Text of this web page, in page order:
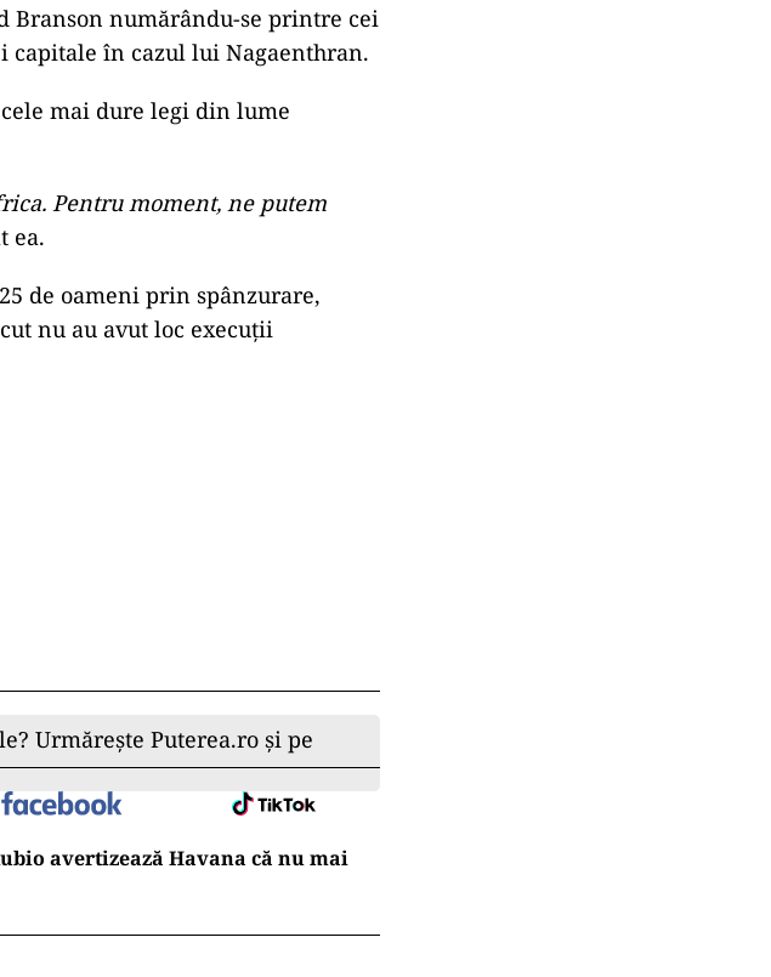
Branson numărându-se printre cei
capitale în cazul lui Nagaenthran.
mai dure legi din lume
Pentru moment, ne putem
ea.
de oameni prin spânzurare,
nu au avut loc execuții
Urmărește Puterea.ro și pe
avertizează Havana că nu mai